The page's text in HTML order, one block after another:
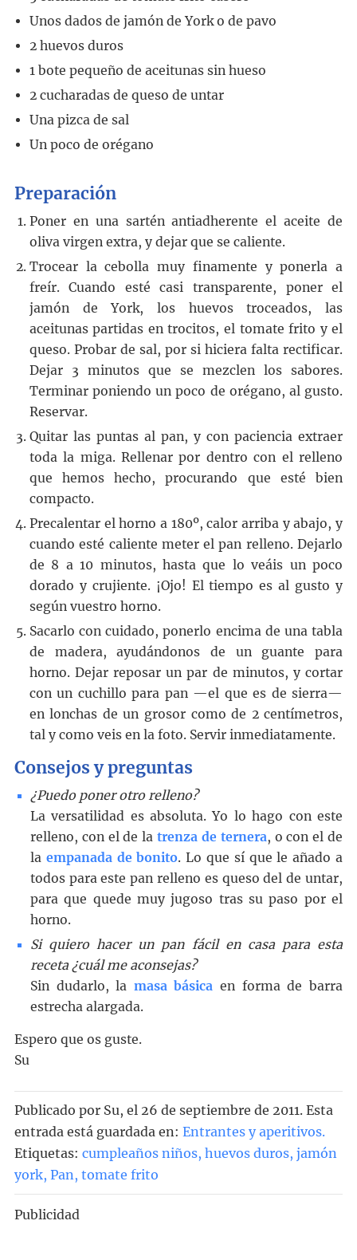
Unos dados de jamón de York o de pavo
2 huevos duros
1 bote pequeño de aceitunas sin hueso
2 cucharadas de queso de untar
Una pizca de sal
Un poco de orégano
Preparación
Poner en una sartén antiadherente el aceite de
oliva virgen extra, y dejar que se caliente.
Trocear la cebolla muy finamente y ponerla a
freír. Cuando esté casi transparente, poner el
jamón de York, los huevos troceados, las
aceitunas partidas en trocitos, el tomate frito y el
queso. Probar de sal, por si hiciera falta rectificar.
Dejar 3 minutos que se mezclen los sabores.
Terminar poniendo un poco de orégano, al gusto.
Reservar.
Quitar las puntas al pan, y con paciencia extraer
toda la miga. Rellenar por dentro con el relleno
que hemos hecho, procurando que esté bien
compacto.
Precalentar el horno a 180º, calor arriba y abajo, y
cuando esté caliente meter el pan relleno. Dejarlo
de 8 a 10 minutos, hasta que lo veáis un poco
dorado y crujiente. ¡Ojo! El tiempo es al gusto y
según vuestro horno.
Sacarlo con cuidado, ponerlo encima de una tabla
de madera, ayudándonos de un guante para
horno. Dejar reposar un par de minutos, y cortar
con un cuchillo para pan —el que es de sierra—
en lonchas de un grosor como de 2 centímetros,
tal y como veis en la foto. Servir inmediatamente.
Consejos y preguntas
¿Puedo poner otro relleno?
La versatilidad es absoluta. Yo lo hago con este
relleno, con el de latrenza de ternera, o con el de
la empanada de bonito. Lo que sí que le añado a
todos para este pan relleno es queso del de untar,
para que quede muy jugoso tras su paso por el
horno.
Si quiero hacer un pan fácil en casa para esta
receta ¿cuál me aconsejas?
Sin dudarlo, la masa básica en forma de barra
estrecha alargada.
Espero que os guste.
Su
Publicado por Su, el 26 de septiembre de 2011. Esta
entrada está guardada en: Entrantes y aperitivos.
Etiquetas: cumpleaños niños, huevos duros, jamón
york, Pan , tomate frito
Publicidad